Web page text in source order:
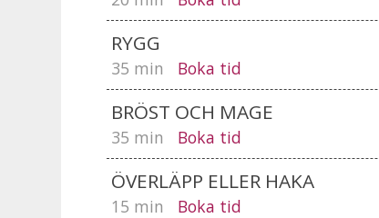
RYGG
35 min Boka tid
BRÖST OCH MAGE
35 min Boka tid
ÖVERLÄPP ELLER HAKA
15 min Boka tid